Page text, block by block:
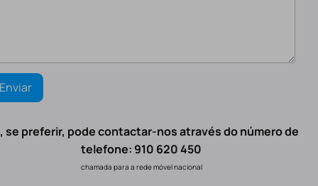
se preferir, pode contactar-nos através do número de
telefone: 910 620 450
chamada para a rede móvel nacional